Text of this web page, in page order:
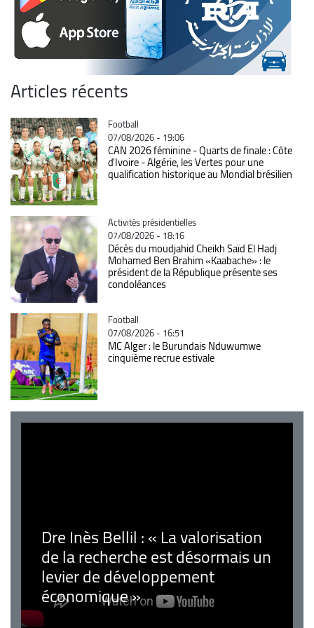
Articles récents
Catégorie
Football
07/08/2026 - 19:06
CAN 2026 féminine - Quarts de finale : Côte
d'Ivoire - Algérie, les Vertes pour une
qualification historique au Mondial brésilien
Catégorie
Activités présidentielles
07/08/2026 - 18:16
Décès du moudjahid Cheikh Saïd El Hadj
Mohamed Ben Brahim «Kaabache» : le
président de la République présente ses
condoléances
Catégorie
Football
07/08/2026 - 16:51
MC Alger : le Burundais Nduwumwe
cinquième recrue estivale
Dre Inès Bellil : « La valorisation
de la recherche est désormais un
levier de développement
économique »